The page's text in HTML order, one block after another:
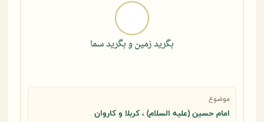
بگرید زمین و بگرید سما
موضوع
امام حسین (علیه السلام) ، کربلا و کاروان